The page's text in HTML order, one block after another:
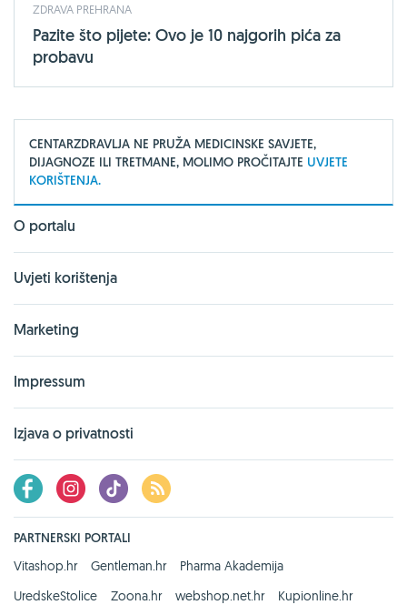
ZDRAVA PREHRANA
Pazite što pijete: Ovo je 10 najgorih pića za
probavu
CENTARZDRAVLJA NE PRUŽA MEDICINSKE SAVJETE,
DIJAGNOZE ILI TRETMANE, MOLIMO PROČITAJTE UVJETE
KORIŠTENJA.
O portalu
Uvjeti korištenja
Marketing
Impressum
Izjava o privatnosti
PARTNERSKI PORTALI
Vitashop.hr
Gentleman.hr
Pharma Akademija
UredskeStolice
Zoona.hr webshop.net.hr Kupionline.hr